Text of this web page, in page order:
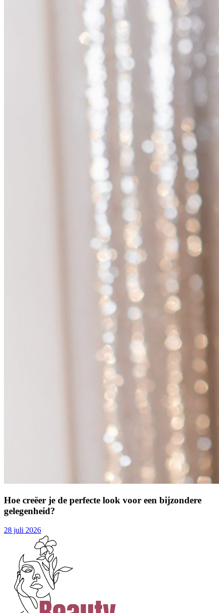
Hoe creëer je de perfecte look voor een bijzondere
gelegenheid?
28 juli 2026